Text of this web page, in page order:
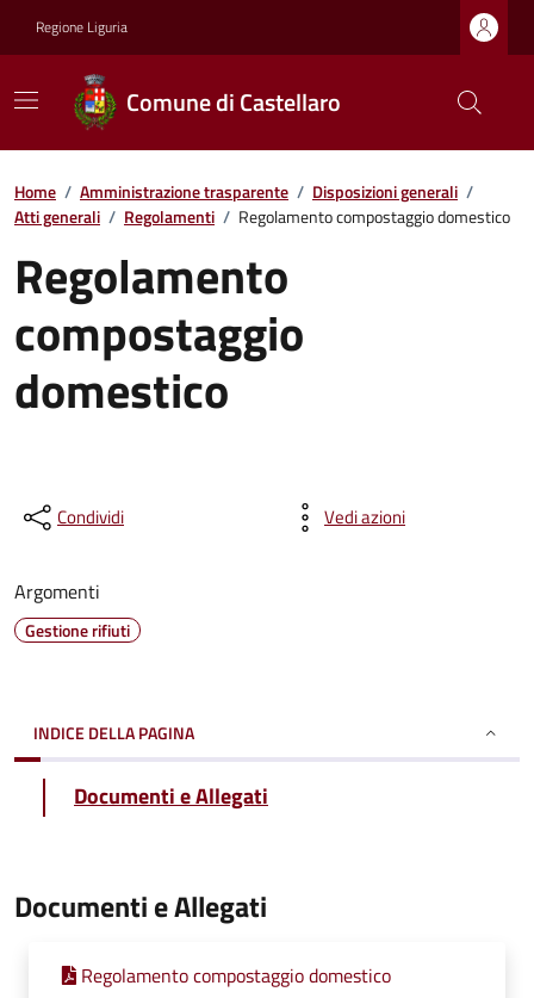
Regione Liguria
Comune di Castellaro
Home / Amministrazione trasparente / Disposizioni generali /
Atti generali / Regolamenti / Regolamento compostaggio domestico
Regolamento
compostaggio
domestico
Condividi Vedi azioni
Argomenti
Gestione rifiuti
INDICE DELLA PAGINA
Documenti e Allegati
Documenti e Allegati
Regolamento compostaggio domestico